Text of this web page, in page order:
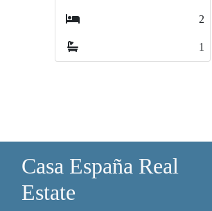
1
1
Casa España Real
Estate